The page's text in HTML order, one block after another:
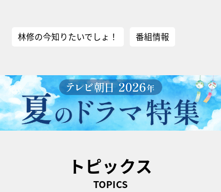
林修の今知りたいでしょ！ 番組情報
トピックス
TOPICS